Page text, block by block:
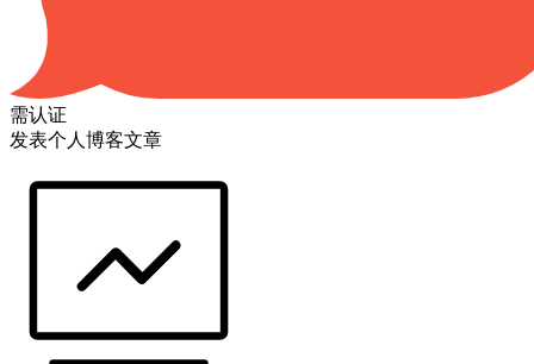
需认证
发表个人博客文章